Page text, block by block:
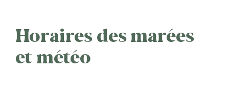
Horaires des marées
et météo